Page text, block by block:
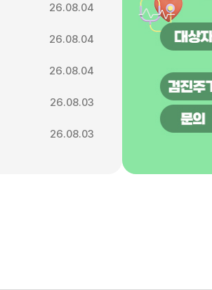
26.08.04
26.08.04
26.08.04
26.08.03
26.08.03